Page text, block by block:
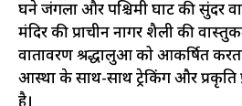
घने जंगलों और पश्चिमी घाट की सुंदर
मंदिर की प्राचीन नागर शैली की
वातावरण श्रद्धालुओं को आकर्षित
आस्था के साथ-साथ ट्रेकिंग और प्रकृति